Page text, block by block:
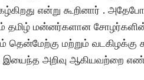
என்று கூறினார் .
தமிழ் மன்னர்களான சோழர்களின்
தென்மேற்கு மற்றும்
அறிவு ஆகியவற்றை